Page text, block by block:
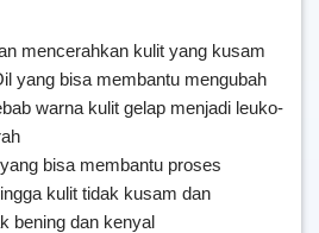
mencerahkan kulit yang kusam
yang bisa membantu mengubah
warna kulit gelap menjadi leuko-
bisa membantu proses
kulit tidak kusam dan
bening dan kenyal